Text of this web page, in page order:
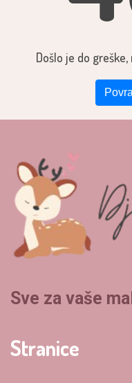
Došlo je do
Sve za vaše
Stranice